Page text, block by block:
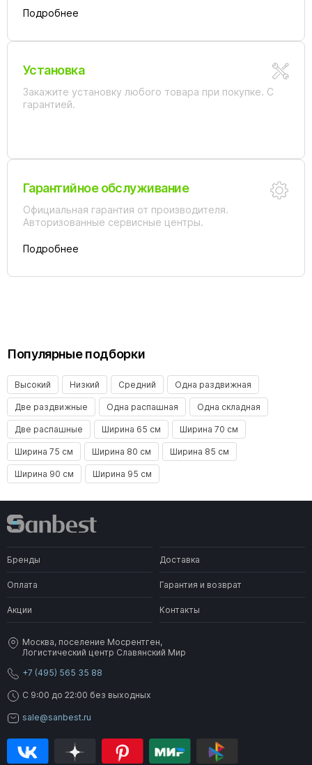
Подробнее
Установка
Закажите установку любого товара при покупке. С
гарантией.
Гарантийное обслуживание
Официальная гарантия от производителя.
Авторизованные сервисные центры.
Подробнее
Популярные подборки
Высокий Низкий Средний Одна раздвижная
Две раздвижные Одна распашная Одна складная
Две распашные Ширина 65 см Ширина 70 см
Ширина 75 см Ширина 80 см Ширина 85 см
Ширина 90 см Ширина 95 см
Бренды Доставка
Оплата Гарантия и возврат
Акции Контакты
Москва, поселение Мосрентген,
Логистический центр Славянский Мир
+7 (495) 565 35 88
C 9:00 до 22:00 без выходных
sale@sanbest.ru